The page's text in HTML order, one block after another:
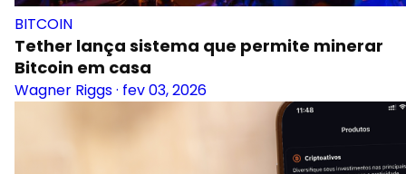
BITCOIN
Tether lança sistema que permite minerar
Bitcoin em casa
Wagner Riggs· fev 03, 2026